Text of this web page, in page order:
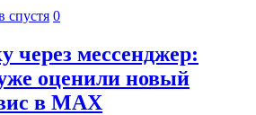
спустя 0
через мессенджер:
оценили новый
в MAX